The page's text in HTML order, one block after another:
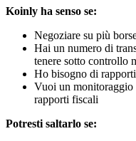
Koinly ha senso se:
Negoziare su più
Hai un numero di
tenere sotto controllo
Ho bisogno di
Vuoi un monitoraggio
rapporti fiscali
Potresti saltarlo se: